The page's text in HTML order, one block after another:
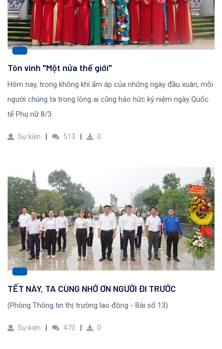
Tôn vinh "Một nửa thế giới"
Hôm nay, trong không khí ấm áp của những ngày đầu xuân, mỗi
người chúng ta trong lòng ai cũng háo hức kỷ niệm ngày Quốc
tế Phụ nữ 8/3.
Sự kiện 513 0
TẾT NÀY, TA CÙNG NHỚ ƠN NGƯỜI ĐI TRƯỚC
(Phòng Thông tin thị trường lao động - Bài số 13)
Sự kiện 470 0